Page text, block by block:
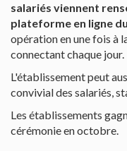
salariés viennent
plateforme en ligne
opération en une fois à
connectant chaque jour.
L'établissement peut
convivial des salariés,
Les établissements
cérémonie en octobre.